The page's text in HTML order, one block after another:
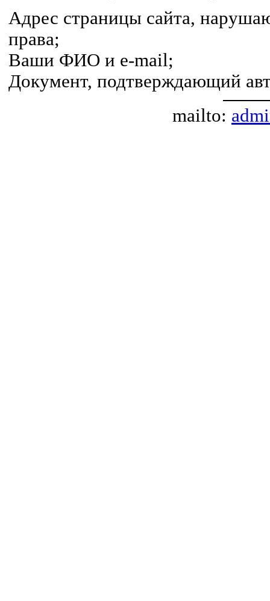
Адрес страницы сайта,
права;
Ваши ФИО и e-mail;
Документ, подтверждающий
mailto: